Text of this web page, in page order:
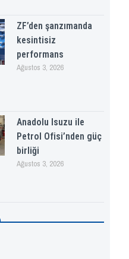
ZF’den şanzımanda
kesintisiz
performans
Ağustos 3, 2026
Anadolu Isuzu ile
Petrol Ofisi’nden güç
birliği
Ağustos 3, 2026